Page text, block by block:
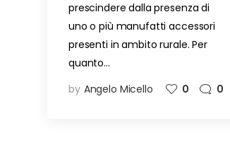
prescindere dalla presenza di
uno o più manufatti accessori
presenti in ambito rurale. Per
quanto…
by Angelo Micello 0 0